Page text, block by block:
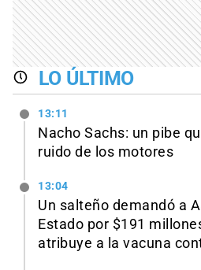
LO ÚLTIMO
13:11
Nacho Sachs: un pibe
ruido de los motores
13:04
Un salteño demandó a
Estado por $191
atribuye a la vacuna